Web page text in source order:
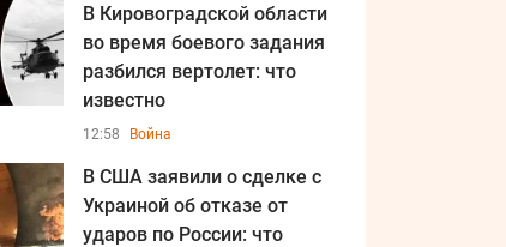
В Кировоградской области
во время боевого задания
разбился вертолет: что
известно
12:58 Война
В США заявили о сделке с
Украиной об отказе от
ударов по России: что